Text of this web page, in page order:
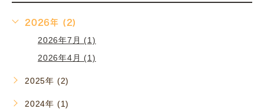
2026年 (2)
2026年7月 (1)
2026年4月 (1)
2025年 (2)
2024年 (1)